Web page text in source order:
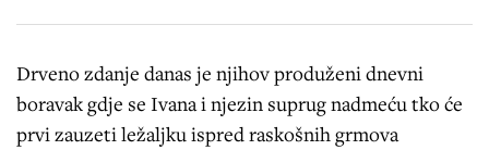
Drveno zdanje danas je njihov produženi dnevni
boravak gdje se Ivana i njezin suprug nadmeću tko će
prvi zauzeti ležaljku ispred raskošnih grmova